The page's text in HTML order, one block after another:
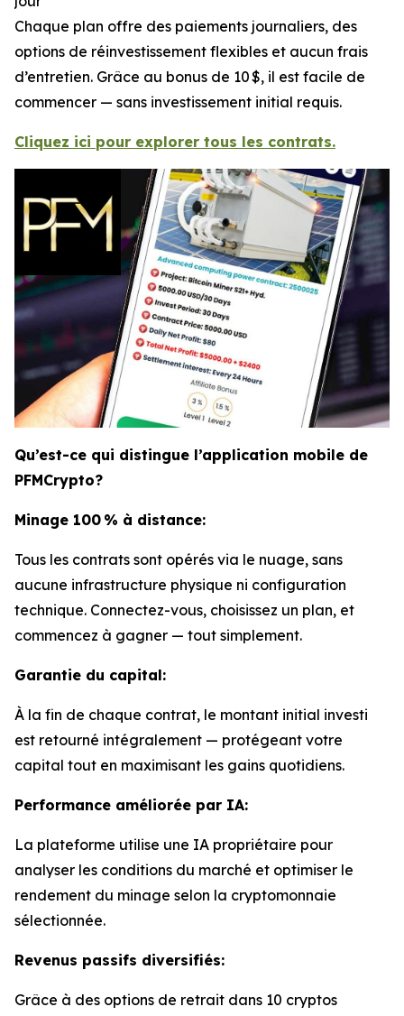
Chaque plan offre des paiements journaliers, des
options de réinvestissement flexibles et aucun frais
d’entretien. Grâce au bonus de 10 $, il est facile de
commencer — sans investissement initial requis.
Cliquez ici pour explorer tous les contrats.
Qu’est-ce qui distingue l’application mobile de
PFMCrypto?
Minage 100 % à distance:
Tous les contrats sont opérés via le nuage, sans
aucune infrastructure physique ni configuration
technique. Connectez-vous, choisissez un plan, et
commencez à gagner — tout simplement.
Garantie du capital:
À la fin de chaque contrat, le montant initial investi
est retourné intégralement — protégeant votre
capital tout en maximisant les gains quotidiens.
Performance améliorée par IA:
La plateforme utilise une IA propriétaire pour
analyser les conditions du marché et optimiser le
rendement du minage selon la cryptomonnaie
sélectionnée.
Revenus passifs diversifiés:
Grâce à des options de retrait dans 10 cryptos